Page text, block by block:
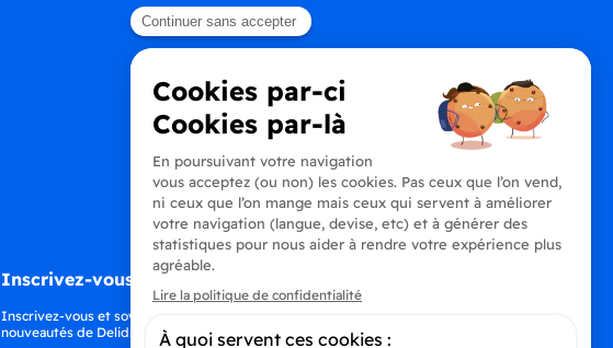
Inscrivez-vous à la newsletter
Inscrivez-vous et soyez au courant de toutes les dernières
nouveautés de Delidrinks